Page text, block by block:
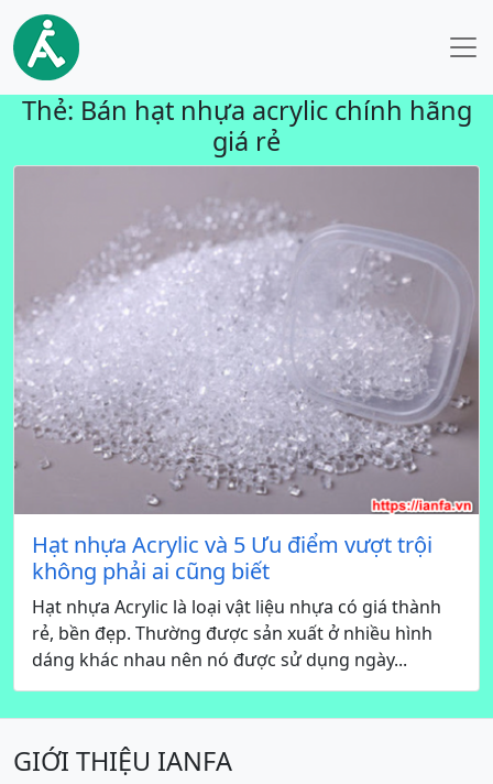
Thẻ: Bán hạt nhựa acrylic chính hãng
giá rẻ
Hạt nhựa Acrylic và 5 Ưu điểm vượt trội
không phải ai cũng biết
Hạt nhựa Acrylic là loại vật liệu nhựa có giá thành
rẻ, bền đẹp. Thường được sản xuất ở nhiều hình
dáng khác nhau nên nó được sử dụng ngày...
GIỚI THIỆU IANFA